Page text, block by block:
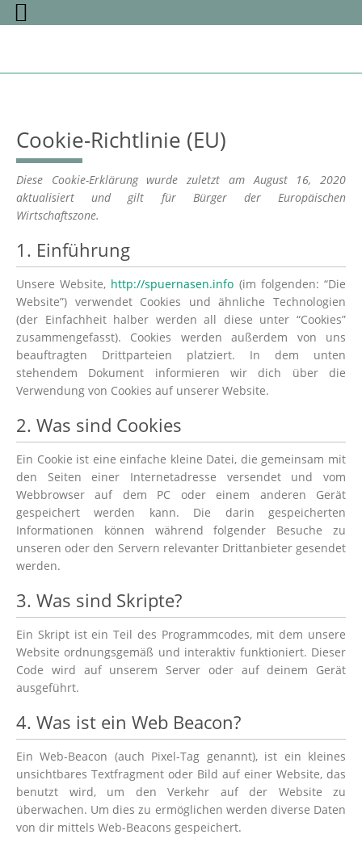
Skip
to
Cookie-Richtlinie (EU)
Diese Cookie-Erklärung wurde zuletzt am August 16, 2020
aktualisiert und gilt für Bürger der Europäischen
Wirtschaftszone.
1. Einführung
Unsere Website, http://spuernasen.info (im folgenden: “Die
Website”) verwendet Cookies und ähnliche Technologien
(der Einfachheit halber werden all diese unter “Cookies”
zusammengefasst). Cookies werden außerdem von uns
beauftragten Drittparteien platziert. In dem unten
stehendem Dokument informieren wir dich über die
Verwendung von Cookies auf unserer Website.
2. Was sind Cookies
Ein Cookie ist eine einfache kleine Datei, die gemeinsam mit
den Seiten einer Internetadresse versendet und vom
Webbrowser auf dem PC oder einem anderen Gerät
gespeichert werden kann. Die darin gespeicherten
Informationen können während folgender Besuche zu
unseren oder den Servern relevanter Drittanbieter gesendet
werden.
3. Was sind Skripte?
Ein Skript ist ein Teil des Programmcodes, mit dem unsere
Website ordnungsgemäß und interaktiv funktioniert. Dieser
Code wird auf unserem Server oder auf deinem Gerät
ausgeführt.
4. Was ist ein Web Beacon?
Ein Web-Beacon (auch Pixel-Tag genannt), ist ein kleines
unsichtbares Textfragment oder Bild auf einer Website, das
benutzt wird, um den Verkehr auf der Website zu
überwachen. Um dies zu ermöglichen werden diverse Daten
von dir mittels Web-Beacons gespeichert.